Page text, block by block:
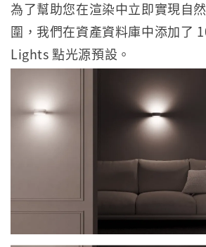
為了幫助您在渲染中立即實現自
圍，我們在資產資料庫中添加了
Lights 點光源預設。